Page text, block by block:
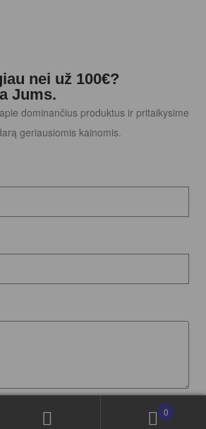
0
nei už 100€?
Jums.
dominančius produktus ir pritaikysime
geriausiomis kainomis.
Siųsti Užklausą